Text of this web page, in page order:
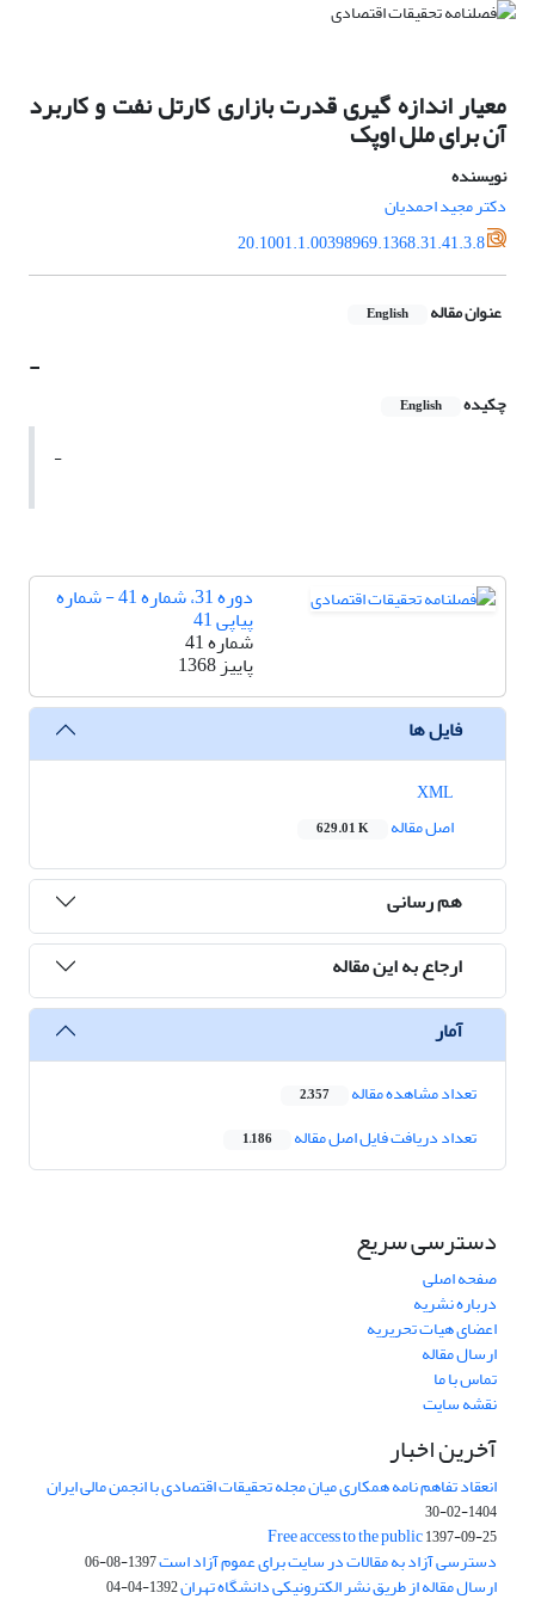
معیار اندازه گیری قدرت بازاری کارتل نفت و کاربرد
آن برای ملل اوپک
نویسنده
دکتر مجید احمدیان
20.1001.1.00398969.1368.31.41.3.8
عنوان مقاله English
-
چکیده English
-
دوره 31، شماره 41 - شماره
پیاپی 41
شماره 41
پاییز 1368
فایل ها
اصل مقاله
629.01 K
هم رسانی
ارجاع به این مقاله
آمار
تعداد مشاهده مقاله 2,357
تعداد دریافت فایل اصل مقاله 1,186
دسترسی سریع
صفحه اصلی
درباره نشریه
اعضای هیات تحریریه
ارسال مقاله
تماس با ما
نقشه سایت
آخرین اخبار
انعقاد تفاهم نامه همکاری میان مجله تحقیقات اقتصادی با انجمن مالی ایران
1404-02-30
Free access to the public1397-09-25
دسترسی آزاد به مقالات در سایت برای عموم آزاد است1397-08-06
ارسال مقاله از طریق نشر الکترونیکی دانشگاه تهران1392-04-04